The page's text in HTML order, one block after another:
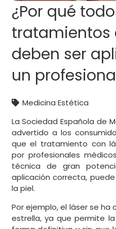
¿Por qué
tratamientos
deben ser
un
Medicina Estética
La Sociedad Española de
advertido a los
que el tratamiento con
por profesionales
técnica de gran
aplicación correcta,
la piel.
Por ejemplo, el láser se
estrella, ya que permite